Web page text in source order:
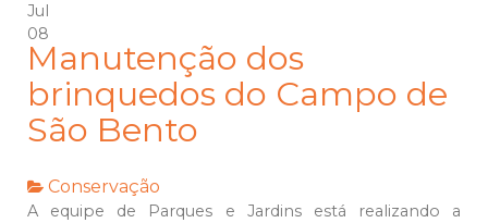
Jul
08
Manutenção dos
brinquedos do Campo de
São Bento
Conservação
A equipe de Parques e Jardins está realizando a